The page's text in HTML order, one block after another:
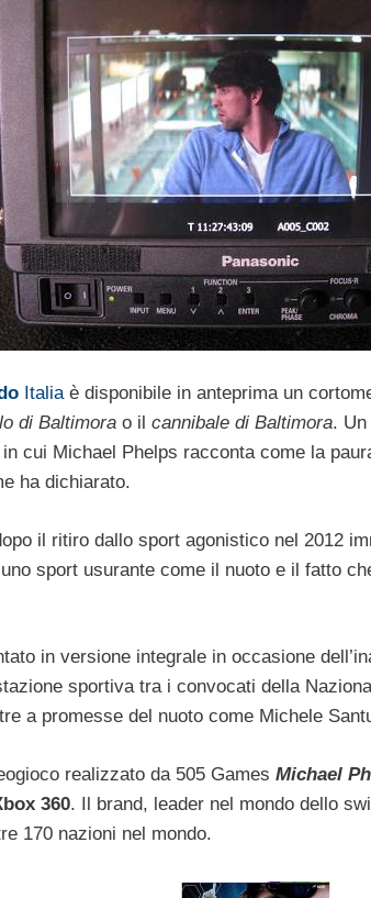
Italiaè disponibile in anteprima un
di Baltimora o il cannibale di Baltimora. Un
cui Michael Phelps racconta come la
ha dichiarato.
il ritiro dallo sport agonistico nel 2012
sport usurante come il nuoto e il fatto
in versione integrale in occasione
sportiva tra i convocati della
a promesse del nuoto come Michele
realizzato da 505 Games Michael
360. Il brand, leader nel mondo dello
170 nazioni nel mondo.